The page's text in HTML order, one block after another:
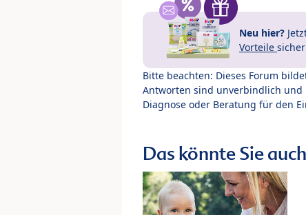
Neu hier?
Vorteile
Bitte beachten: Dieses Forum
Antworten sind unverbindlich
Diagnose oder Beratung für den
Das könnte Sie